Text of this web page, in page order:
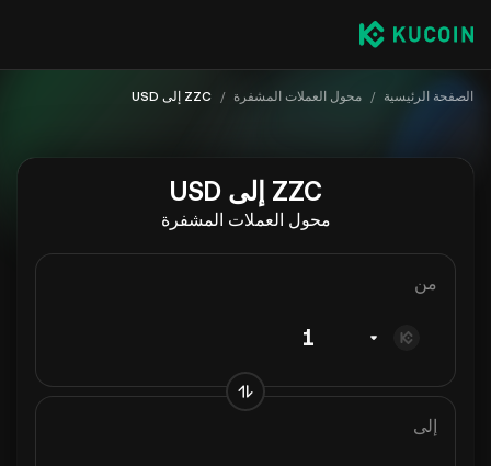
الصفحة الرئيسية / محول العملات المشفرة / ZZC إلى USD
ZZC إلى USD
محول العملات المشفرة
من
إلى